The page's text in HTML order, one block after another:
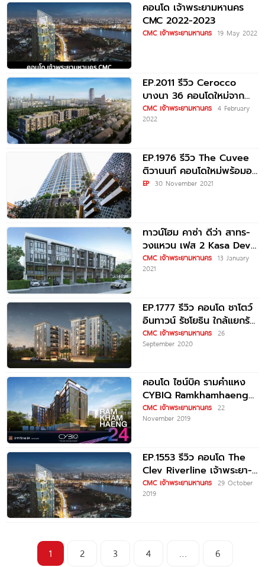
คอนโด เจ้าพระยามหานคร
CMC 2022-2023
CMC เจ้าพระยามหานคร 19 May 2022
EP.2011 รีวิว Cerocco
บางนา 36 คอนโดใหม่จาก
CMC ตรงข้าม Central
บางนา
CMC เจ้าพระยามหานคร 4 February
2022
EP.1976 รีวิว The Cuvee
ติวานนท์ คอนโดใหม่พร้อมอยู่
เดินทางสะดวก ติด MRT
EP 30 November 2021
ทาวน์โฮม คาซ่า ดีว่า สาทร-
วงแหวน เฟส 2 Kasa Deva
Sathorn-Wongwaen
Phase
CMC เจ้าพระยามหานคร 13 January
2021
EP.1777 รีวิว คอนโด ชาโตว์
อินทาวน์ รัชโยธิน ใกล้แยกรัช
โยธิน และ BTS รัชโยธิน
CMC เจ้าพระยามหานคร 26
September 2020
คอนโด ไซน์บิค รามคำแหง
CYBIQ Ramkhamhaeng
เริ่ม 2.1 ล้านบาท*
CMC เจ้าพระยามหานคร 22
November 2019
EP.1553 รีวิว คอนโด The
Clev Riverline เจ้าพระยา-
วงศ์สว่าง ใกล้ MRT
วงศ์สว่าง
CMC เจ้าพระยามหานคร 29 October
2019
1 2 3 4 … 6